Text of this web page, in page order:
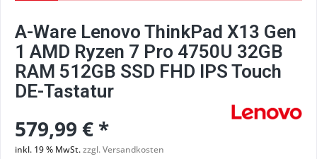
A-Ware Lenovo ThinkPad X13 Gen
1 AMD Ryzen 7 Pro 4750U 32GB
RAM 512GB SSD FHD IPS Touch
DE-Tastatur
579,99 € *
inkl. 19 % MwSt.zzgl. Versandkosten